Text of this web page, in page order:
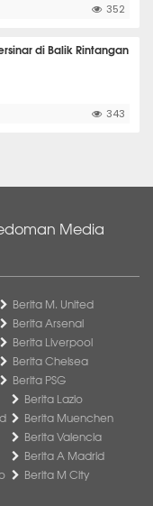
352
di Balik Rintangan
343
Media
Berita M. United
Berita Arsenal
Berita Liverpool
Berita Chelsea
Berita PSG
Berita Lazio
Berita Muenchen
Berita Valencia
Berita A Madrid
Berita M City